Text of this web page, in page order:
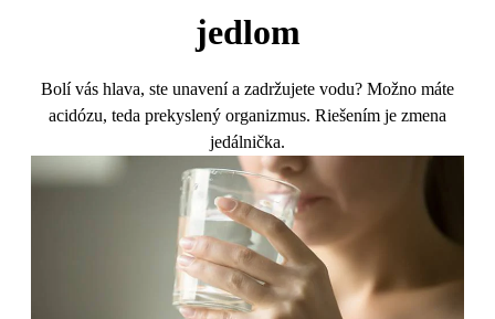
jedlom
Bolí vás hlava, ste unavení a zadržujete vodu? Možno máte
acidózu, teda prekyslený organizmus. Riešením je zmena
jedálnička.